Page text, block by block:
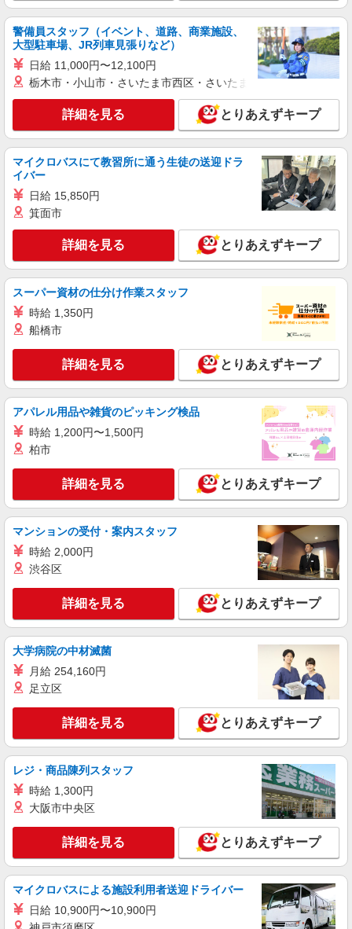
警備員スタッフ（イベント、道路、商業施設、
大型駐車場、JR列車見張りなど）
日給 11,000円〜12,100円
栃木市・小山市・さいたま市西区・さいたま市岩槻区・久喜市・
詳細を見る とりあえずキープ
マイクロバスにて教習所に通う生徒の送迎ドラ
イバー
日給 15,850円
箕面市
詳細を見る とりあえずキープ
スーパー資材の仕分け作業スタッフ
時給 1,350円
船橋市
詳細を見る とりあえずキープ
アパレル用品や雑貨のピッキング検品
時給 1,200円〜1,500円
柏市
詳細を見る とりあえずキープ
マンションの受付・案内スタッフ
時給 2,000円
渋谷区
詳細を見る とりあえずキープ
大学病院の中材滅菌
月給 254,160円
足立区
詳細を見る とりあえずキープ
レジ・商品陳列スタッフ
時給 1,300円
大阪市中央区
詳細を見る とりあえずキープ
マイクロバスによる施設利用者送迎ドライバー
日給 10,900円〜10,900円